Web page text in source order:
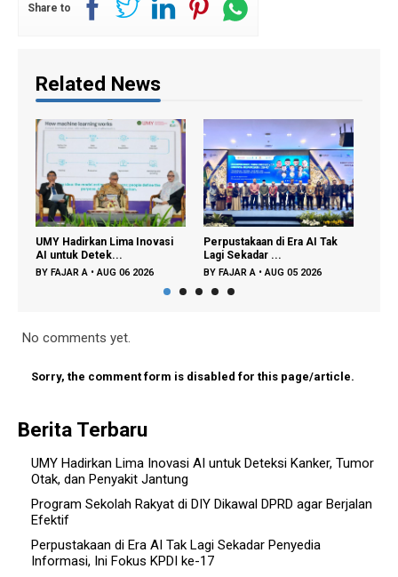
Share to
Related News
Lima Inovasi
06 2026
Perpustakaan di Era AI Tak
Lagi Sekadar ...
BYFAJAR A AUG 05 2026
Partisipasi Semesta
Didorong untuk Perlu...
BYFAJAR A
No comments yet.
Sorry, the comment form is disabled for this page/article.
Berita Terbaru
UMY Hadirkan Lima Inovasi AI untuk Deteksi Kanker, Tumor
Otak, dan Penyakit Jantung
Program Sekolah Rakyat di DIY Dikawal DPRD agar Berjalan
Efektif
Perpustakaan di Era AI Tak Lagi Sekadar Penyedia
Informasi, Ini Fokus KPDI ke-17